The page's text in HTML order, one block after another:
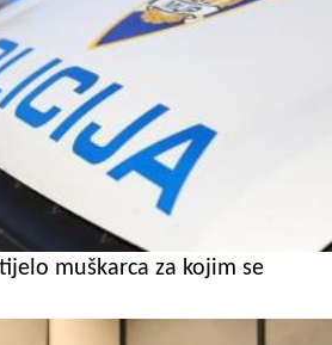
muškarca za kojim se